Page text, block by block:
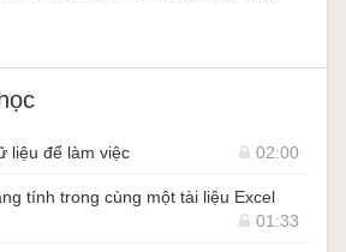
liệu để làm việc 02:00
tính trong cùng một tài liệu Excel
01:33